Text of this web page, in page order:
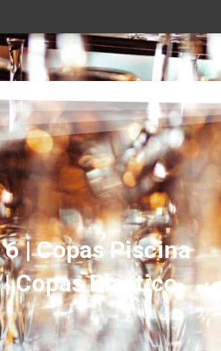
| Copas Piscina
Copas Plastico